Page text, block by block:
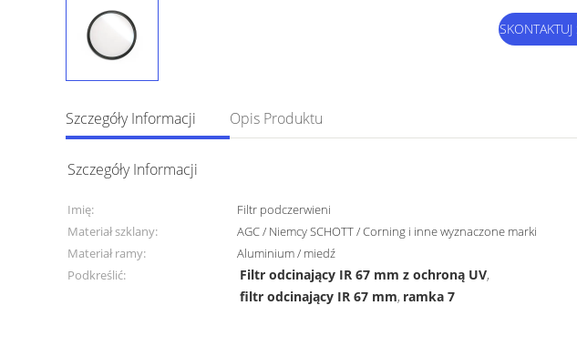
SKONTAKTUJ
Szczegóły Informacji Opis Produktu
Szczegóły Informacji
Imię: Filtr podczerwieni
Materiał szklany:
AGC / Niemcy SCHOTT / Corning i inne wyznaczone marki
Materiał ramy:
Aluminium / miedź
Podkreślić:
Filtr odcinający IR 67 mm z ochroną UV,
filtr odcinający IR 67 mm, ramka 7